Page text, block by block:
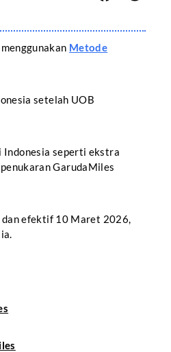
Metode
setelah UOB
seperti ekstra
GarudaMiles
dan efektif 10 Maret 2026,